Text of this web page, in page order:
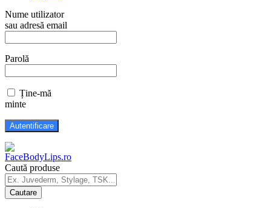
Nume utilizator
sau adresă email
Parolă
Ține-mă
minte
Caută produse